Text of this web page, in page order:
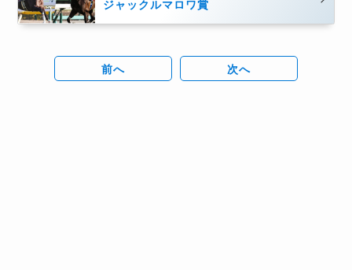
ジャックルマロワ賞
前へ 次へ